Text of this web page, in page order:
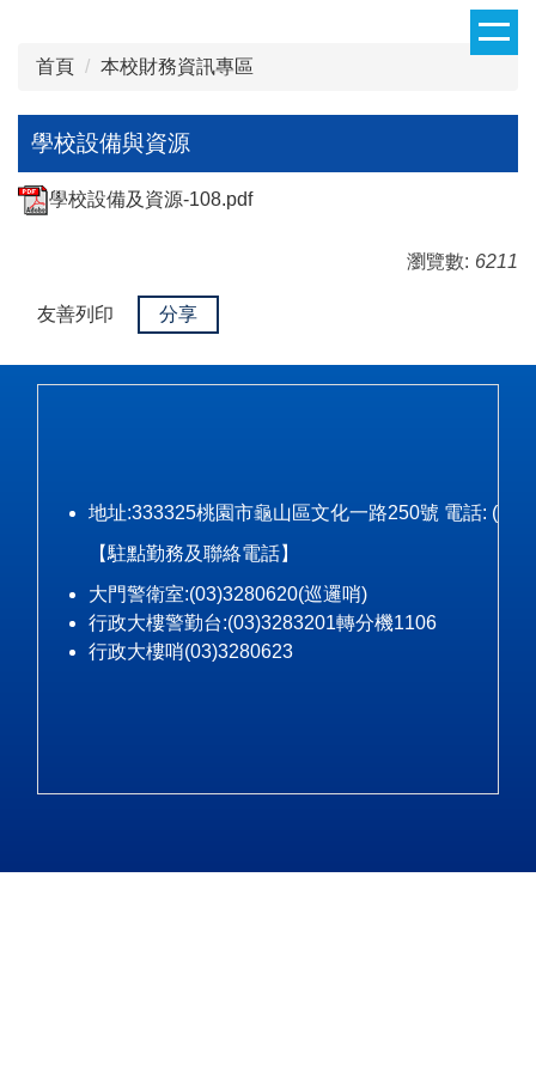
區
首頁 本校財務資訊專區
學校設備與資源
學校設備及資源-108.pdf
瀏覽數: 6211
友善列印 分享
地址:333325桃園市龜山區文化一路250號 電話:
【駐點勤務及聯絡電話】
大門警衛室:(03)3280620(巡邏哨)
行政大樓警勤台:(03)3283201轉分機1106
行政大樓哨(03)3280623